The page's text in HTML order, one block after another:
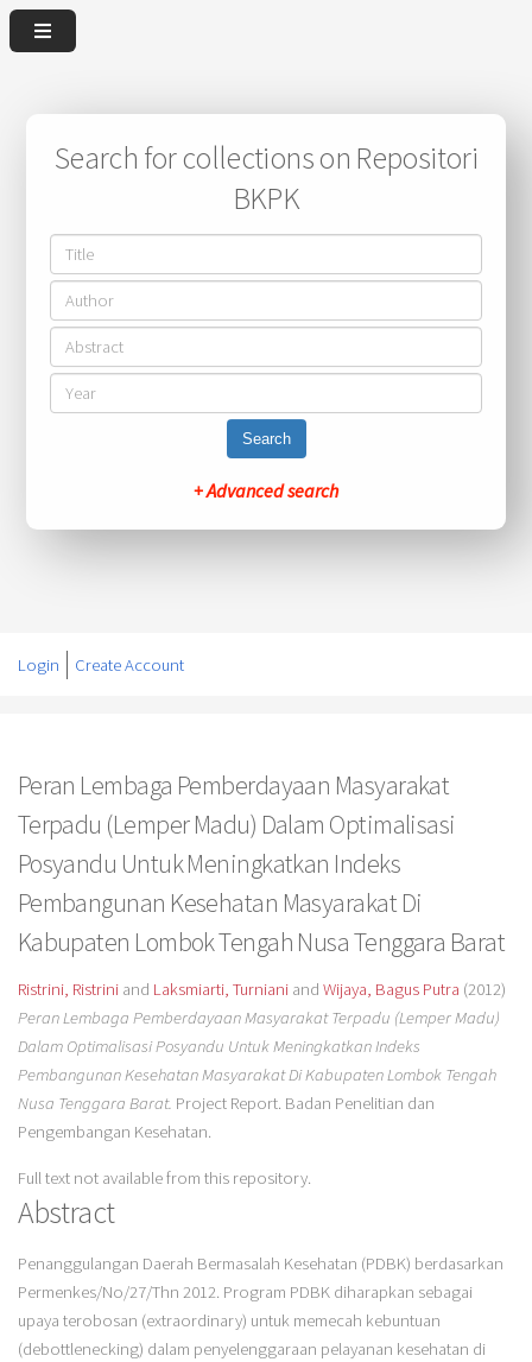
Search for collections on Repositori
BKPK
Search
+ Advanced search
Login Create Account
Peran Lembaga Pemberdayaan Masyarakat
Terpadu (Lemper Madu) Dalam Optimalisasi
Posyandu Untuk Meningkatkan Indeks
Pembangunan Kesehatan Masyarakat Di
Kabupaten Lombok Tengah Nusa Tenggara Barat
Ristrini, Ristriniand Laksmiarti, Turnianiand Wijaya, Bagus Putra (2012)
Peran Lembaga Pemberdayaan Masyarakat Terpadu (Lemper Madu)
Dalam Optimalisasi Posyandu Untuk Meningkatkan Indeks
Pembangunan Kesehatan Masyarakat Di Kabupaten Lombok Tengah
Nusa Tenggara Barat. Project Report. Badan Penelitian dan
Pengembangan Kesehatan.
Full text not available from this repository.
Abstract
Penanggulangan Daerah Bermasalah Kesehatan (PDBK) berdasarkan
Permenkes/No/27/Thn 2012. Program PDBK diharapkan sebagai
upaya terobosan (extraordinary) untuk memecah kebuntuan
(debottlenecking) dalam penyelenggaraan pelayanan kesehatan di